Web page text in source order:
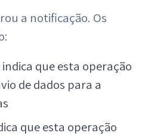
a notificação. Os
indica que esta operação
de dados para a
que esta operação